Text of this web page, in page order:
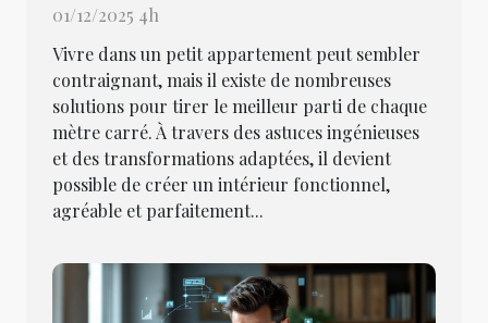
01/12/2025 4h
Vivre dans un petit appartement peut sembler
contraignant, mais il existe de nombreuses
solutions pour tirer le meilleur parti de chaque
mètre carré. À travers des astuces ingénieuses
et des transformations adaptées, il devient
possible de créer un intérieur fonctionnel,
agréable et parfaitement...